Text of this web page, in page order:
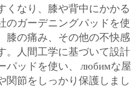
くなり、膝や背中にかかる
のガーデニングパッドを使
膝の痛み、その他の不快感
。人間工学に基づいて設計
パッドを使い、 любимな屋
関節をしっかり保護しまし